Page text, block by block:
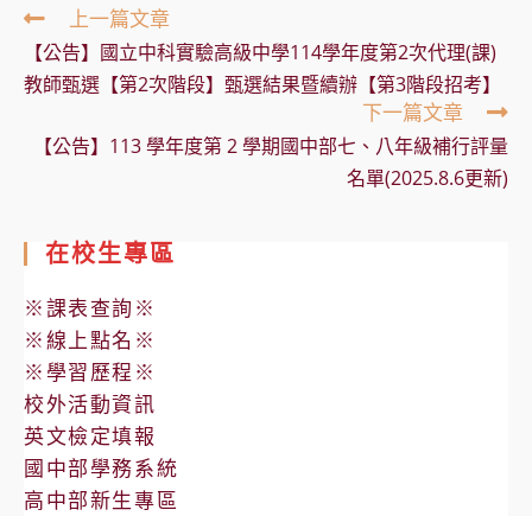
Read
more
articles
上一篇文章
【公告】國立中科實驗高級中學114學年度第2次代理(課)
教師甄選【第2次階段】甄選結果暨續辦【第3階段招考】
下一篇文章
【公告】113 學年度第 2 學期國中部七、八年級補行評量
名單(2025.8.6更新)
在校生專區
※課表查詢※
※線上點名※
※學習歷程※
校外活動資訊
英文檢定填報
國中部學務系統
高中部新生專區